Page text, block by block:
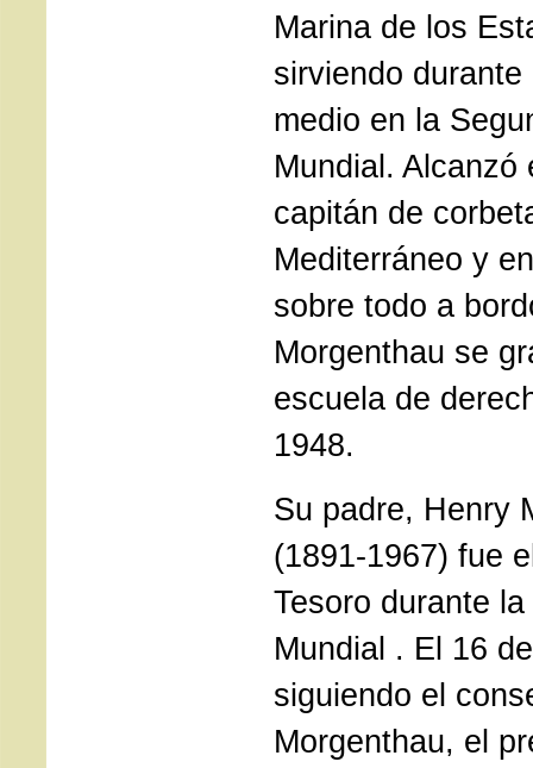
Marina de los
sirviendo
medio en la
Mundial. Alcanzó
capitán de
Mediterráneo y
sobre todo a
Morgenthau se
escuela de
1948.
Su padre, Henry
(1891-1967) fue
Tesoro durante
Mundial . El 16
siguiendo el
Morgenthau, el